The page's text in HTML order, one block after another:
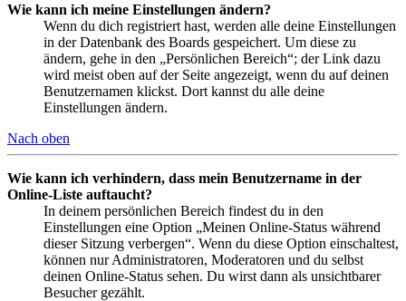
Wie kann ich meine Einstellungen ändern?
Wenn du dich registriert hast, werden alle deine Einstellungen
in der Datenbank des Boards gespeichert. Um diese zu
ändern, gehe in den „Persönlichen Bereich“; der Link dazu
wird meist oben auf der Seite angezeigt, wenn du auf deinen
Benutzernamen klickst. Dort kannst du alle deine
Einstellungen ändern.
Nach oben
Wie kann ich verhindern, dass mein Benutzername in der
Online-Liste auftaucht?
In deinem persönlichen Bereich findest du in den
Einstellungen eine Option „Meinen Online-Status während
dieser Sitzung verbergen“. Wenn du diese Option einschaltest,
können nur Administratoren, Moderatoren und du selbst
deinen Online-Status sehen. Du wirst dann als unsichtbarer
Besucher gezählt.